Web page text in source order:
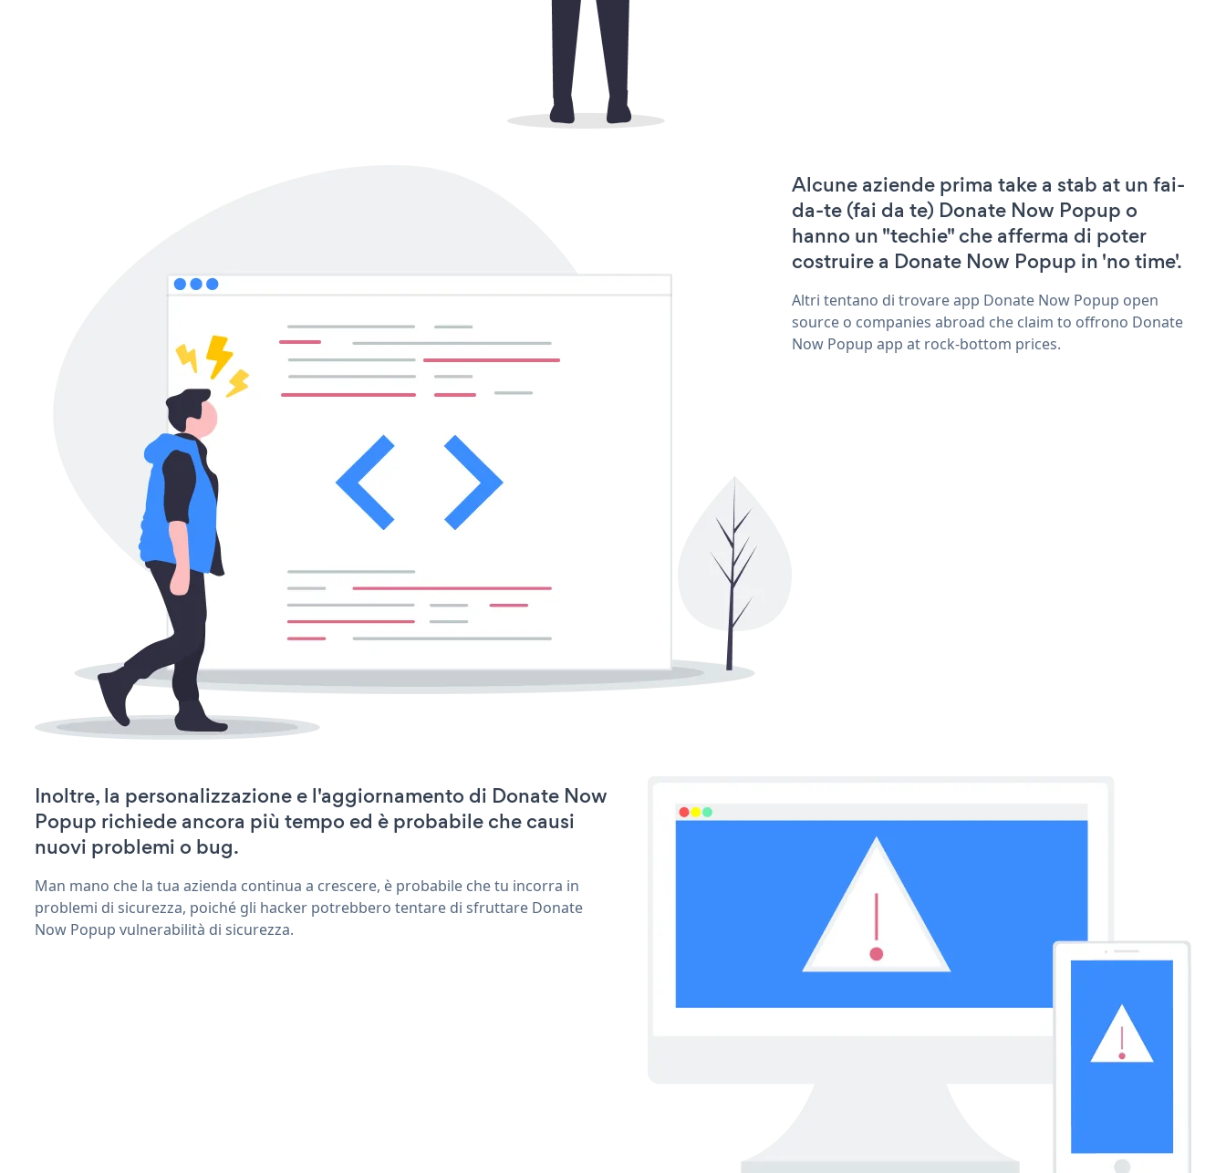
Alcune aziende prima take a stab at un fai-
da-te (fai da te) Donate Now Popup o
hanno un "techie" che afferma di poter
costruire a Donate Now Popup in 'no time'.
Altri tentano di trovare app Donate Now Popup open
source o companies abroad che claim to offrono Donate
Now Popup app at rock-bottom prices.
Inoltre, la personalizzazione e l'aggiornamento di Donate Now
Popup richiede ancora più tempo ed è probabile che causi
nuovi problemi o bug.
Man mano che la tua azienda continua a crescere, è probabile che tu incorra in
problemi di sicurezza, poiché gli hacker potrebbero tentare di sfruttare Donate
Now Popup vulnerabilità di sicurezza.